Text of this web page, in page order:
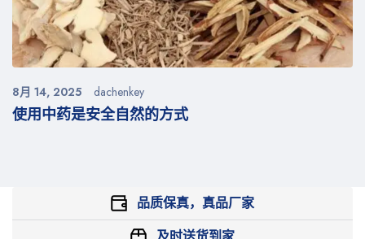
使用中药是安全自然的方式
8月 14, 2025 dachenkey
品质保真，真品厂家